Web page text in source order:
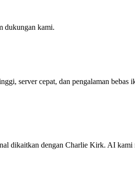
dukungan kami.
server cepat, dan pengalaman bebas
dikaitkan dengan Charlie Kirk. AI